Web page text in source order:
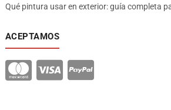
Qué pintura usar en exterior: guía completa
ACEPTAMOS